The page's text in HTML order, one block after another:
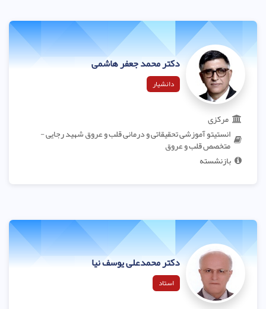
دکتر محمد جعفر هاشمی
دانشیار
مرکزی
انستیتو آموزشی تحقیقاتی و درمانی قلب و عروق شهید رجایی -
متخصص قلب و عروق
بازنشسته
دکتر محمدعلی یوسف نیا
استاد